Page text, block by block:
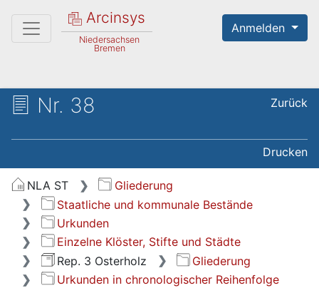
Arcinsys
Niedersachsen
Bremen
Anmelden
Nr. 38 Zurück
Drucken
NLA ST
Gliederung
Staatliche und kommunale Bestände
Urkunden
Einzelne Klöster, Stifte und Städte
Rep. 3 Osterholz
Gliederung
Urkunden in chronologischer Reihenfolge